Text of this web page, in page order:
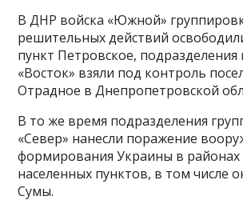
В ДНР войска «Южной»
решительных действий
пункт Петровское, подразделения
«Восток» взяли под контроль
Отрадное в Днепропетровской
В то же время подразделения
«Север» нанесли поражение
формирования Украины в районах
населенных пунктов, в том числе
Сумы.